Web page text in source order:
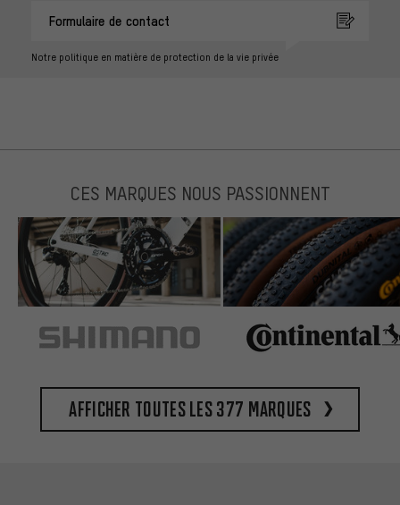
Formulaire de contact
Notre politique en matière de protection de la vie privée
CES MARQUES NOUS PASSIONNENT
Afficher toutes les 377 marques